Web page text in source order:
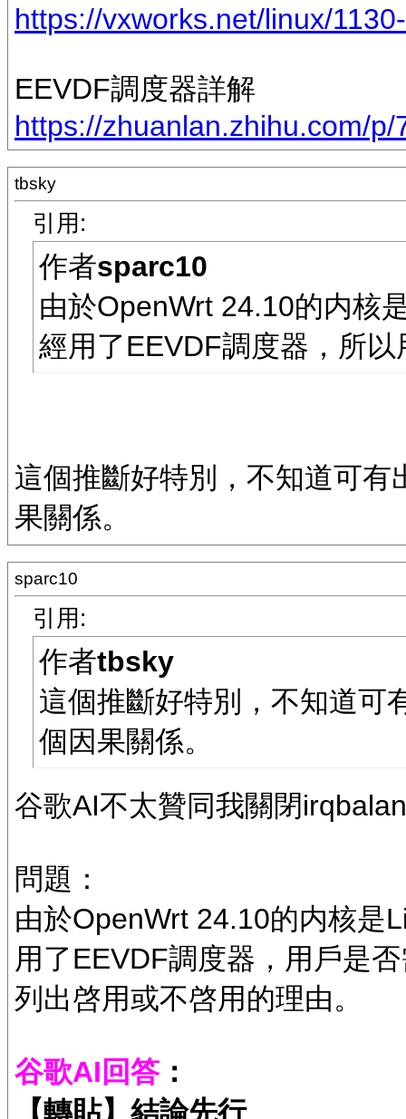
https://vxworks.net/linux/
EEVDF調度器詳解
https://zhuanlan.zhihu.com/p/
tbsky
引用:
作者sparc10
由於OpenWrt 24.10的内核
經用了EEVDF調度器，所
這個推斷好特別，不知道可
果關係。
sparc10
引用:
作者tbsky
這個推斷好特別，不知道可
個因果關係。
谷歌AI不太贊同我關閉
問題：
由於OpenWrt 24.10的内核是
用了EEVDF調度器，用戶是
列出啓用或不啓用的理由。
谷歌AI回答：
【轉貼】結論先行